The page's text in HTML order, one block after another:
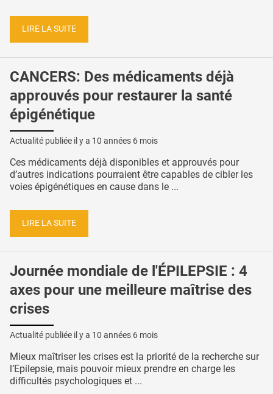
LIRE LA SUITE
CANCERS: Des médicaments déjà
approuvés pour restaurer la santé
épigénétique
Actualité publiée il y a 10 années 6 mois
Ces médicaments déjà disponibles et approuvés pour
d’autres indications pourraient être capables de cibler les
voies épigénétiques en cause dans le ...
LIRE LA SUITE
Journée mondiale de l'ÉPILEPSIE : 4
axes pour une meilleure maîtrise des
crises
Actualité publiée il y a 10 années 6 mois
Mieux maîtriser les crises est la priorité de la recherche sur
l’Epilepsie, mais pouvoir mieux prendre en charge les
difficultés psychologiques et ...